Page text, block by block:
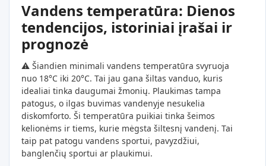
Vandens temperatūra: Dienos
tendencijos, istoriniai įrašai ir
prognozė
⚠️ Šiandien minimali vandens temperatūra svyruoja
nuo 18°C iki 20°C. Tai jau gana šiltas vanduo, kuris
idealiai tinka daugumai žmonių. Plaukimas tampa
patogus, o ilgas buvimas vandenyje nesukelia
diskomforto. Ši temperatūra puikiai tinka šeimos
kelionėms ir tiems, kurie mėgsta šiltesnį vandenį. Tai
taip pat patogu vandens sportui, pavyzdžiui,
banglenčių sportui ar plaukimui.